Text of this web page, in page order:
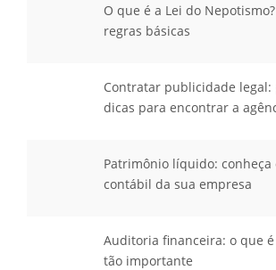
O que é a Lei do
regras básicas
Contratar publicidade
dicas para encontrar a
Patrimônio líquido: conheça
contábil da sua empresa
Auditoria financeira: o que
tão importante